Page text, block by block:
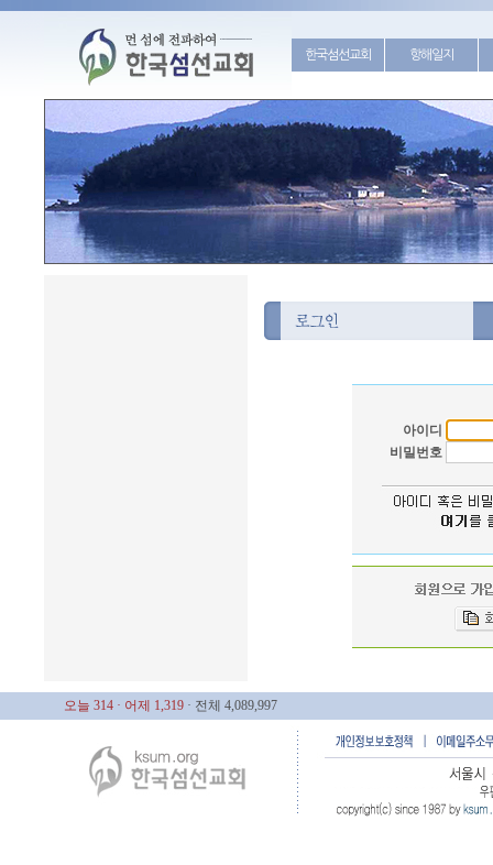
한국섬선교회 항해일지
아이디
비밀번호
오늘 314 · 어제 1,319 · 전체 4,089,997